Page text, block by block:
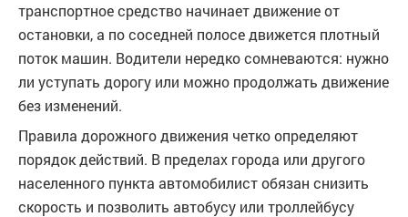
транспортное средство начинает движение от
остановки, а по соседней полосе движется плотный
поток машин. Водители нередко сомневаются: нужно
ли уступать дорогу или можно продолжать движение
без изменений.
Правила дорожного движения четко определяют
порядок действий. В пределах города или другого
населенного пункта автомобилист обязан снизить
скорость и позволить автобусу или троллейбусу